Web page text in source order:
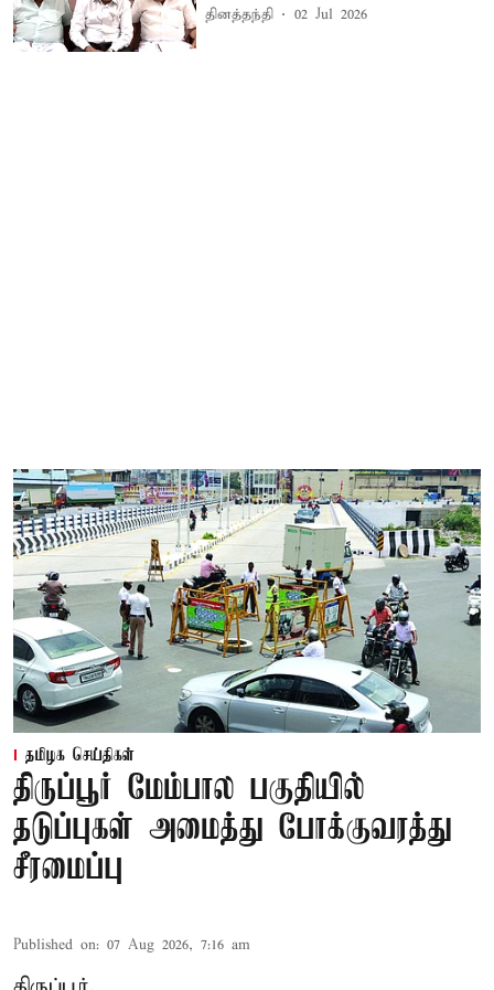
தினத்தந்தி 02 Jul 2026
தமிழக செய்திகள்
திருப்பூர் மேம்பால பகுதியில்
தடுப்புகள் அமைத்து போக்குவரத்து
சீரமைப்பு
Published on: 07 Aug 2026, 7:16 am